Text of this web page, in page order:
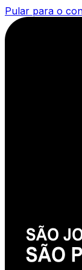
Pular para o